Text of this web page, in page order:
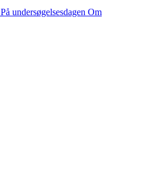
På undersøgelsesdagen Om